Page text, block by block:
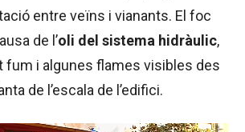
entre veïns i vianants. El foc
de l’oli del sistema hidràulic,
fum i algunes flames visibles des
de l’escala de l’edifici.